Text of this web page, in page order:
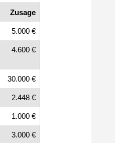
Zusage
5.000 €
4.600 €
30.000 €
2.448 €
1.000 €
3.000 €